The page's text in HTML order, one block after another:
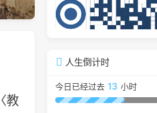
教
人生倒计时
今日已经过去 13 小时